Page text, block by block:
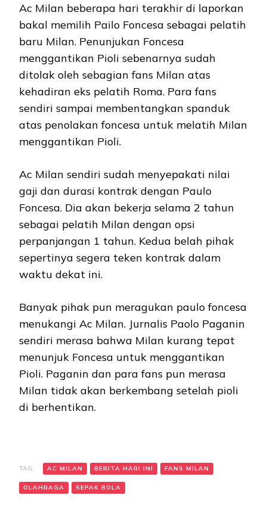
Ac Milan beberapa hari terakhir di laporkan
bakal memilih Pailo Foncesa sebagai pelatih
baru Milan. Penunjukan Foncesa
menggantikan Pioli sebenarnya sudah
ditolak oleh sebagian fans Milan atas
kehadiran eks pelatih Roma. Para fans
sendiri sampai membentangkan spanduk
atas penolakan foncesa untuk melatih Milan
menggantikan Pioli.
Ac Milan sendiri sudah menyepakati nilai
gaji dan durasi kontrak dengan Paulo
Foncesa. Dia akan bekerja selama 2 tahun
sebagai pelatih Milan dengan opsi
perpanjangan 1 tahun. Kedua belah pihak
sepertinya segera teken kontrak dalam
waktu dekat ini.
Banyak pihak pun meragukan paulo foncesa
menukangi Ac Milan. Jurnalis Paolo Paganin
sendiri merasa bahwa Milan kurang tepat
menunjuk Foncesa untuk menggantikan
Pioli. Paganin dan para fans pun merasa
Milan tidak akan berkembang setelah pioli
di berhentikan.
TAG: AC MILAN BERITA HARI INI FANS MILAN
OLAHRAGA SEPAK BOLA